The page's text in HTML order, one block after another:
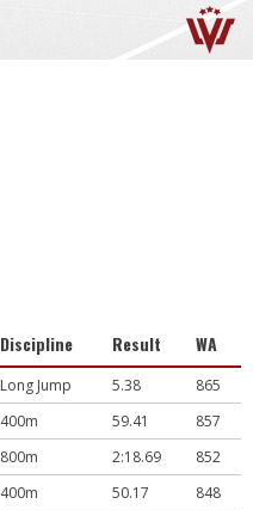
Discipline Result WA
Long Jump 5.38
865
400m 59.41
857
800m 2:18.69
852
400m 50.17
848